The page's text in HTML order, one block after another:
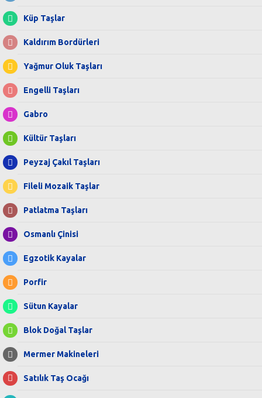
Küp Taşlar
Kaldırım Bordürleri
Yağmur Oluk Taşları
Engelli Taşları
Gabro
Kültür Taşları
Peyzaj Çakıl Taşları
Fileli Mozaik Taşlar
Patlatma Taşları
Osmanlı Çinisi
Egzotik Kayalar
Porfir
Sütun Kayalar
Blok Doğal Taşlar
Mermer Makineleri
Satılık Taş Ocağı